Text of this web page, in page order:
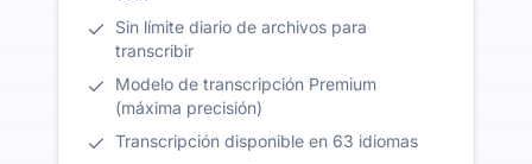
Sin límite diario de archivos para
transcribir
Modelo de transcripción Premium
(máxima precisión)
Transcripción disponible en 63 idiomas